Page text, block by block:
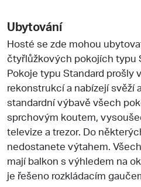
Ubytování
Hosté se zde mohou
čtyřlůžkových pokojích typu
Pokoje typu Standard prošly
rekonstrukcí a nabízejí svěží
standardní výbavě všech
sprchovým koutem,
televize a trezor. Do
nedostanete výtahem.
mají balkon s výhledem na
je řešeno rozkládacím